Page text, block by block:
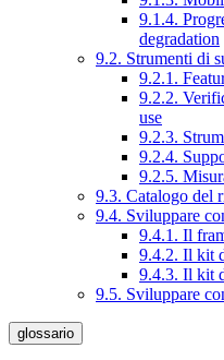
9.1.4.
degradation
9.2. Strumenti di
9.2.1.
9.2.2.
use
9.2.3.
9.2.4.
9.2.5.
9.3. Catalogo del
9.4. Sviluppare
9.4.1. Il
9.4.2. Il kit
9.4.3. Il kit
9.5. Sviluppare
glossario